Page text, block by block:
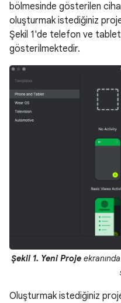
bölmesinde gösterilen
oluşturmak istediğiniz
Şekil 1'de telefon ve
gösterilmektedir.
Şekil 1. Yeni Proje
Oluşturmak istediğiniz